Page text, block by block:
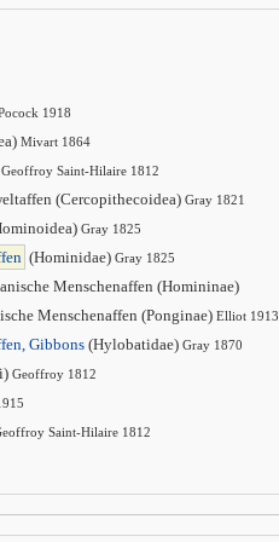
1918
Mivart 1864
Geoffroy Saint-Hilaire 1812
(Cercopithecoidea) Gray 1821
Gray 1825
(Hominidae) Gray 1825
Menschenaffen (Homininae)
Menschenaffen (Ponginae) Elliot 1913
Gibbons (Hylobatidae) Gray 1870
Geoffroy 1812
Saint-Hilaire 1812